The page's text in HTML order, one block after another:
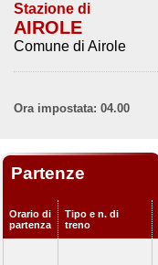
Stazione di
AIROLE
Comune di Airole
Ora impostata: 04.00
Partenze
Orario di
partenza
Tipo e n. di
treno